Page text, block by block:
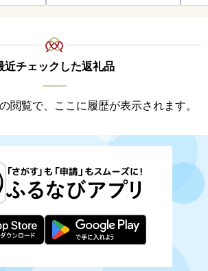
近チェックした返礼品
閲覧で、ここに履歴が表示されます。